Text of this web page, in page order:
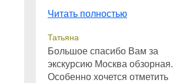
Читать полностью
Татьяна
Большое спасибо Вам за
экскурсию Москва обзорная.
Особенно хочется отметить